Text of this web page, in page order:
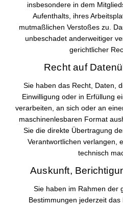
insbesondere in dem
Aufenthalts, ihres
mutmaßlichen Verstoßes zu.
unbeschadet anderweitiger
gerichtlicher
Recht auf
Sie haben das Recht, Daten,
Einwilligung oder in Erfüllung
verarbeiten, an sich oder an
maschinenlesbaren Format
Sie die direkte Übertragung
Verantwortlichen verlangen,
technisch
Auskunft,
Sie haben im Rahmen der
Bestimmungen jederzeit